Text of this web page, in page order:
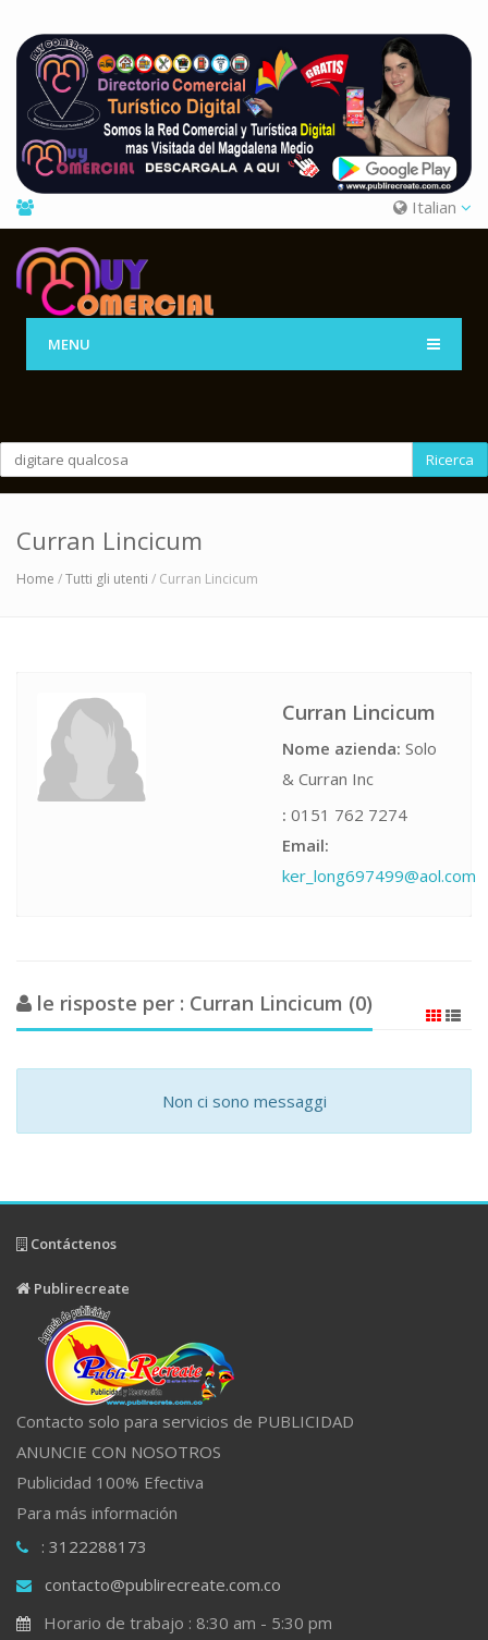
Italian
MENU
Ricerca
Curran Lincicum
Home /Tutti gli utenti / Curran Lincicum
Curran Lincicum
Nome azienda: Solo
& Curran Inc
: 0151 762 7274
Email:
ker_long697499@aol.com
le risposte per : Curran Lincicum (0)
Non ci sono messaggi
Contáctenos
Publirecreate
Contacto solo para servicios de PUBLICIDAD
ANUNCIE CON NOSOTROS
Publicidad 100% Efectiva
Para más información
: 3122288173
contacto@publirecreate.com.co
Horario de trabajo : 8:30 am - 5:30 pm